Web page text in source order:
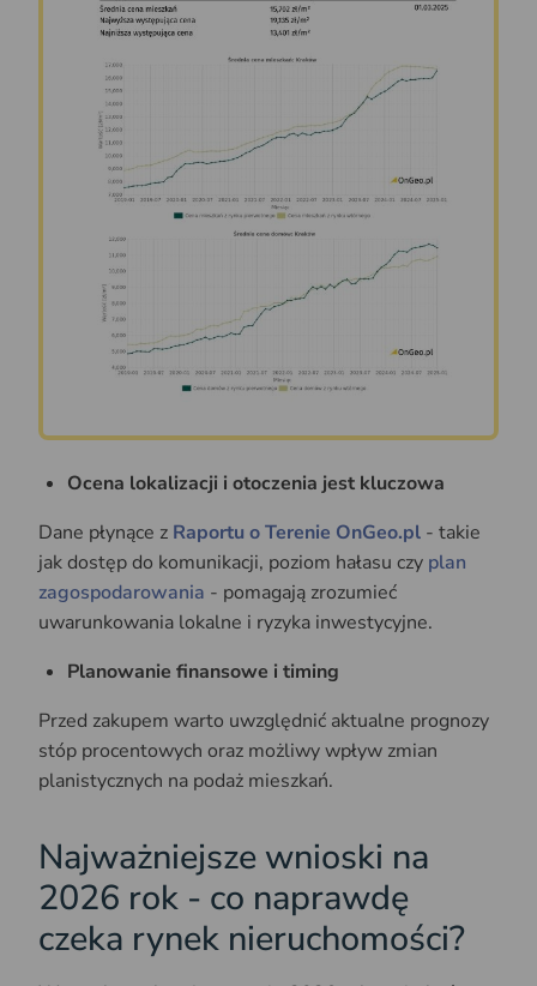
Ocena lokalizacji i otoczenia jest kluczowa
Dane płynące z Raportu o Terenie OnGeo.pl - takie
jak dostęp do komunikacji, poziom hałasu czy plan
zagospodarowania - pomagają zrozumieć
uwarunkowania lokalne i ryzyka inwestycyjne.
Planowanie finansowe i timing
Przed zakupem warto uwzględnić aktualne prognozy
stóp procentowych oraz możliwy wpływ zmian
planistycznych na podaż mieszkań.
Najważniejsze wnioski na
2026 rok - co naprawdę
czeka rynek nieruchomości?